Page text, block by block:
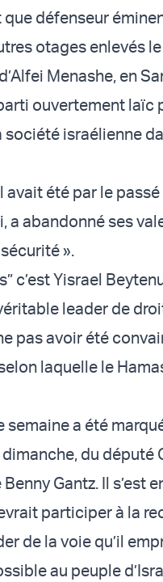
défenseur
otages enlevés
Menashe, en
ouvertement laïc
israélienne
été par le
a abandonné ses
».
c’est Yisrael
leader de
pas avoir été
laquelle le
a été
du député
Gantz. Il s’est
participer à la
de la voie qu’il
au peuple